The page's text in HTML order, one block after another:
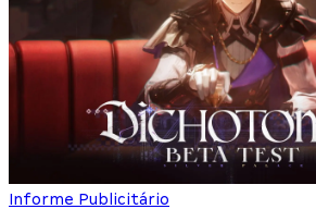
Informe Publicitário